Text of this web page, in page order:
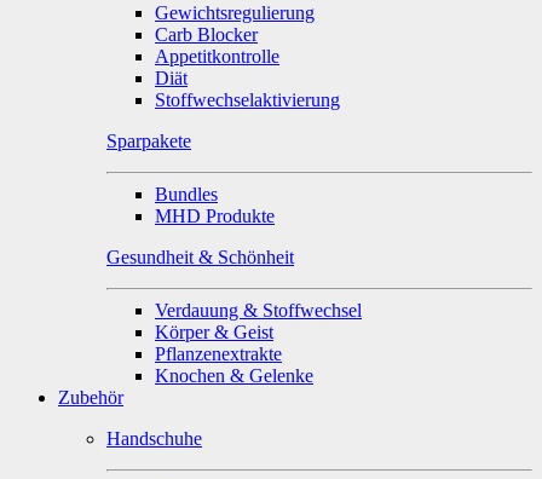
Gewichtsregulierung
Carb Blocker
Appetitkontrolle
Diät
Stoffwechselaktivierung
Sparpakete
Bundles
MHD Produkte
Gesundheit & Schönheit
Verdauung & Stoffwechsel
Körper & Geist
Pflanzenextrakte
Knochen & Gelenke
Zubehör
Handschuhe